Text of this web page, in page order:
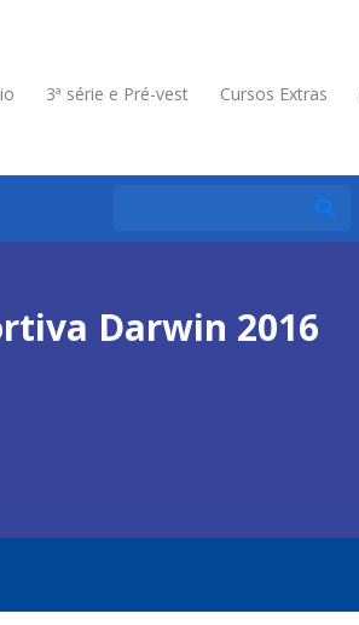
3ª série e Pré-vest Cursos Extras
Darwin 2016